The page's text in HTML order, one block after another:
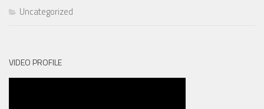
Uncategorized
VIDEO PROFILE